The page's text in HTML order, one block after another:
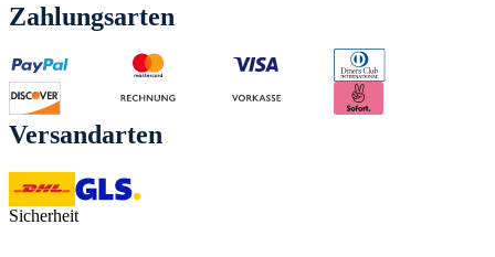
Zahlungsarten
Versandarten
Sicherheit